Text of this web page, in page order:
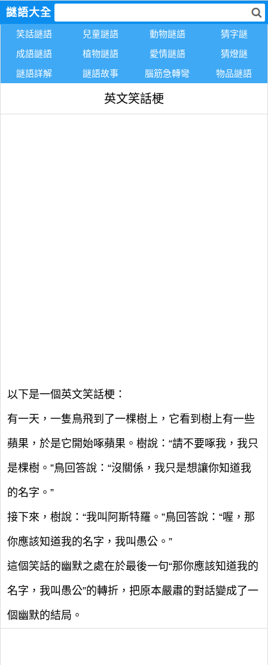
謎語大全
笑話謎語 兒童謎語 動物謎語
猜字謎
成語謎語
植物謎語 愛情謎語
猜燈謎
謎語詳解
謎語故事 腦筋急轉彎 物品謎語
英文笑話梗
以下是一個英文笑話梗：
有一天，一隻鳥飛到了一棵樹上，它看到樹上有一些
蘋果，於是它開始啄蘋果。樹說：“請不要啄我，我只
是棵樹。”鳥回答說：“沒關係，我只是想讓你知道我
的名字。”
接下來，樹說：“我叫阿斯特羅。”鳥回答說：“喔，那
你應該知道我的名字，我叫愚公。”
這個笑話的幽默之處在於最後一句“那你應該知道我的
名字，我叫愚公”的轉折，把原本嚴肅的對話變成了一
個幽默的結局。